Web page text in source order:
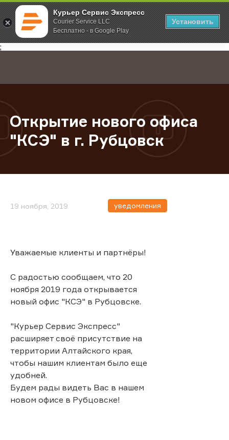
Курьер Сервис Экспресс
Courier Service LLC
Бесплатно - в Google Play
Установить
;
Главная О компании Новости Открытие нового офиса "КСЭ" в
Открытие нового офиса
"КСЭ" в г. Рубцовск
19 ноября, 2019 уведомления
Уважаемые клиенты и партнёры!
С радостью сообщаем, что 20
ноября 2019 года открывается
новый офис "КСЭ" в Рубцовске.
"Курьер Сервис Экспресс"
расширяет своё присутствие на
территории Алтайского края,
чтобы нашим клиентам было еще
удобней.
Будем рады видеть Вас в нашем
новом офисе в Рубцовске!